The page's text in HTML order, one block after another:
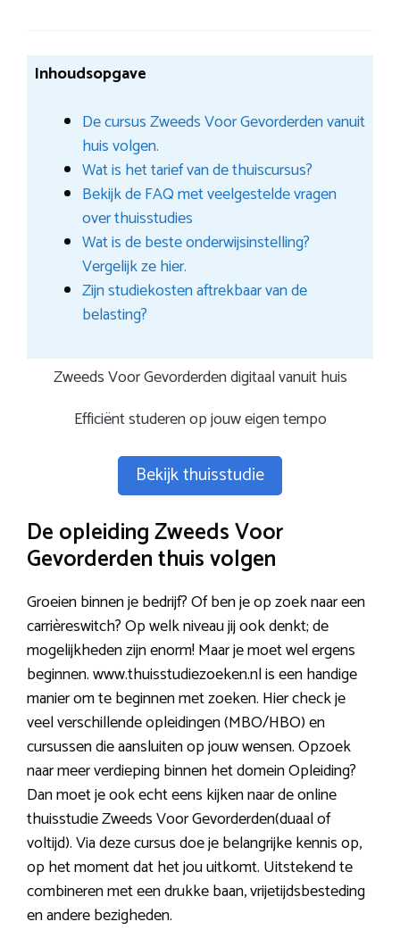
Inhoudsopgave
De cursus Zweeds Voor Gevorderden vanuit
huis volgen.
Wat is het tarief van de thuiscursus?
Bekijk de FAQ met veelgestelde vragen
over thuisstudies
Wat is de beste onderwijsinstelling?
Vergelijk ze hier.
Zijn studiekosten aftrekbaar van de
belasting?
Zweeds Voor Gevorderden digitaal vanuit huis
Efficiënt studeren op jouw eigen tempo
Bekijk thuisstudie
De opleiding Zweeds Voor
Gevorderden thuis volgen
Groeien binnen je bedrijf? Of ben je op zoek naar een
carrièreswitch? Op welk niveau jij ook denkt; de
mogelijkheden zijn enorm! Maar je moet wel ergens
beginnen. www.thuisstudiezoeken.nl is een handige
manier om te beginnen met zoeken. Hier check je
veel verschillende opleidingen (MBO/HBO) en
cursussen die aansluiten op jouw wensen. Opzoek
naar meer verdieping binnen het domein Opleiding?
Dan moet je ook echt eens kijken naar de online
thuisstudie Zweeds Voor Gevorderden(duaal of
voltijd). Via deze cursus doe je belangrijke kennis op,
op het moment dat het jou uitkomt. Uitstekend te
combineren met een drukke baan, vrijetijdsbesteding
en andere bezigheden.